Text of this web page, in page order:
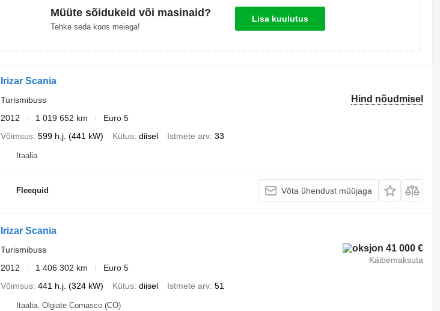
Müüte sõidukeid või masinaid?
Tehke seda koos meiega!
Lisa kuulutus
Irizar Scania
Hind nõudmisel
Turismibuss
2012
1 019 652 km
Euro 5
Võimsus 599 h.j. (441 kW) Kütus diisel Istmete arv 33
Itaalia
Fleequid Võta ühendust müüjaga
Irizar Scania
41 000 €
Käibemaksuta
Turismibuss
2012
1 406 302 km
Euro 5
Võimsus 441 h.j. (324 kW) Kütus diisel Istmete arv 51
Itaalia, Olgiate Comasco (CO)